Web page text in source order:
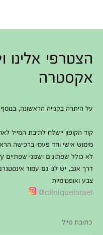
אקסטרה
על היתרה בקנייה הראשונה, בנוסף
קוד הקופון יישלח לתיבת המייל
מימוש אישי וחד פעמי ברכישה
לא כולל שפתונים ושמני שפתיים Black/Pink/Nude Honey
דרך אגב, יש לנו גם עמוד
צבע ואופטימיות
cliniqueisrael@